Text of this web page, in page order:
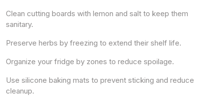
Clean cutting boards with lemon and salt to keep them
sanitary.
Preserve herbs by freezing to extend their shelf life.
Organize your fridge by zones to reduce spoilage.
Use silicone baking mats to prevent sticking and reduce
cleanup.